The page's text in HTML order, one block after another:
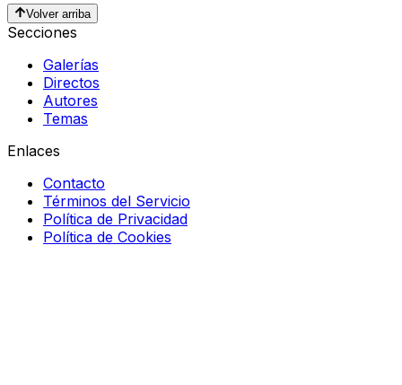
Volver arriba
Secciones
Galerías
Directos
Autores
Temas
Enlaces
Contacto
Términos del Servicio
Política de Privacidad
Política de Cookies